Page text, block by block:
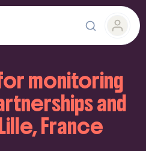
monitoring
and
France